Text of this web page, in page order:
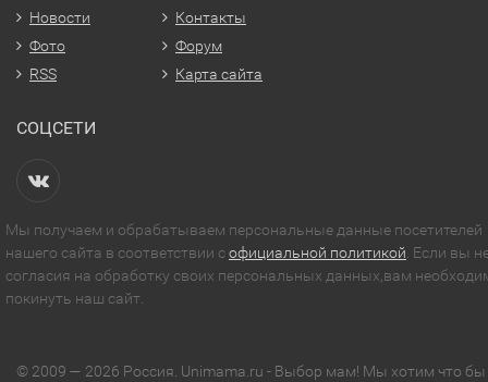
Новости
Фото
RSS
Контакты
Форум
Карта сайта
СОЦСЕТИ
Мы получаем и обрабатываем персональные данные посетителей
нашего сайта в соответствии софициальной политикой. Если вы
согласия на обработку своих персональных данных,вам
покинуть наш сайт.
© 2009 — 2026 Россия. Unimama.ru - Выбор мам! Мы хотим что бы